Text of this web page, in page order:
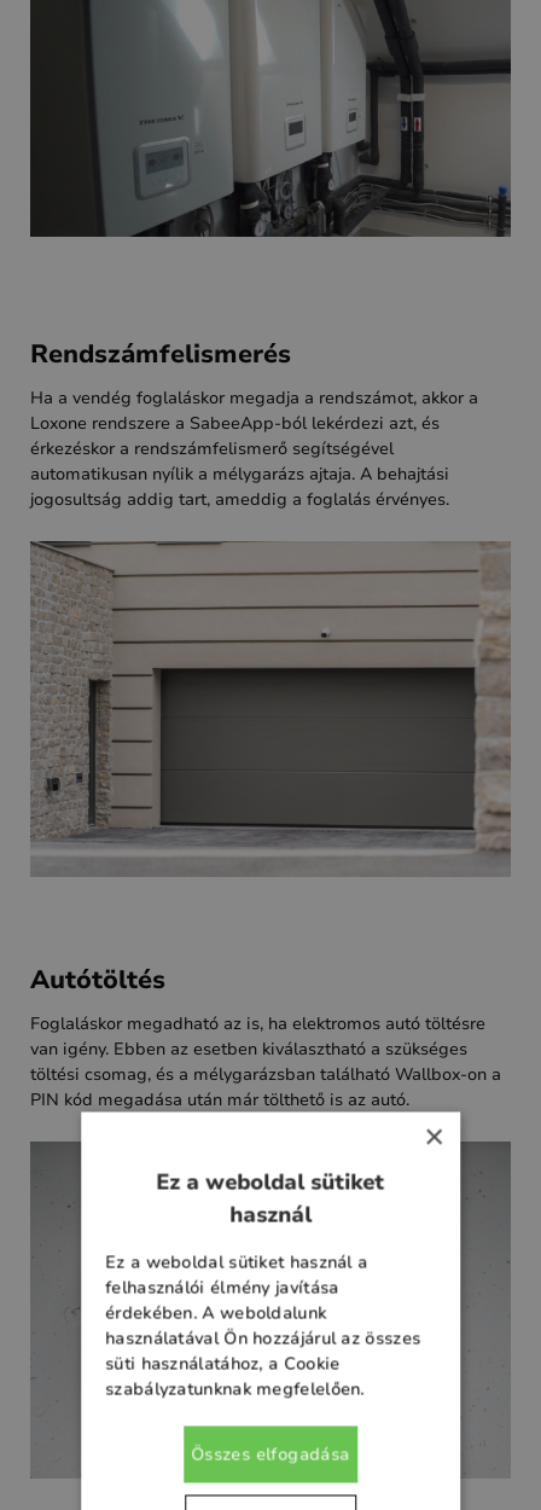
Rendszámfelismerés
Ha a vendég foglaláskor megadja a rendszámot, akkor a
Loxone rendszere a SabeeApp-ból lekérdezi azt, és
érkezéskor a rendszámfelismerő segítségével
automatikusan nyílik a mélygarázs ajtaja. A behajtási
jogosultság addig tart, ameddig a foglalás érvényes.
Autótöltés
Foglaláskor megadható az is, ha elektromos autó töltésre
van igény. Ebben az esetben kiválasztható a szükséges
töltési csomag, és a mélygarázsban található Wallbox-on a
PIN kód megadása után már tölthető is az autó.
×
Ez a weboldal sütiket
használ
Ez a weboldal sütiket használ a
felhasználói élmény javítása
érdekében. A weboldalunk
használatával Ön hozzájárul az összes
süti használatához, a Cookie
szabályzatunknak megfelelően.
Összes elfogadása